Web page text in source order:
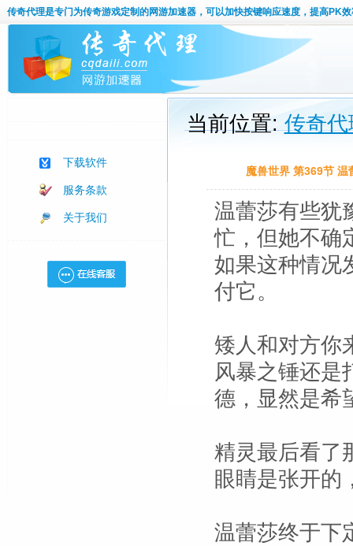
传奇代理是专门为传奇游戏定制的网游加速器，可以加快按键响应速度，提高PK效
下载软件
服务条款
关于我们
当前位置:传奇代
魔兽世界 第369节 温
温蕾莎有些犹
忙，但她不确
如果这种情况
付它。
矮人和对方你
风暴之锤还是
德，显然是希
精灵最后看了
眼睛是张开的
温蕾莎终于下